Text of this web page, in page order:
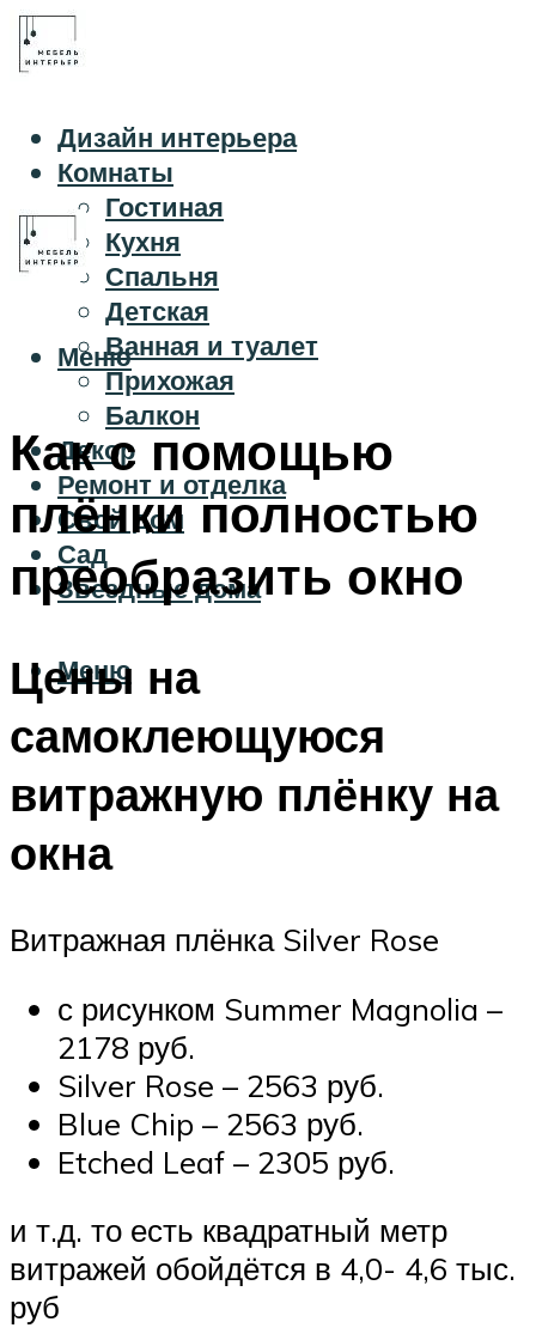
Дизайн интерьера
Комнаты
Гостиная
Кухня
Спальня
Детская
Ванная и туалет
Прихожая
Балкон
Декор
Ремонт и отделка
Свой дом
Сад
Звездные дома
Меню
Меню
Как с помощью
плёнки полностью
преобразить окно
Цены на
самоклеющуюся
витражную плёнку на
окна
Витражная плёнка Silver Rose
с рисунком Summer Magnolia –
2178 руб.
Silver Rose – 2563 руб.
Blue Chip – 2563 руб.
Etched Leaf – 2305 руб.
и т.д. то есть квадратный метр
витражей обойдётся в 4,0- 4,6 тыс.
руб